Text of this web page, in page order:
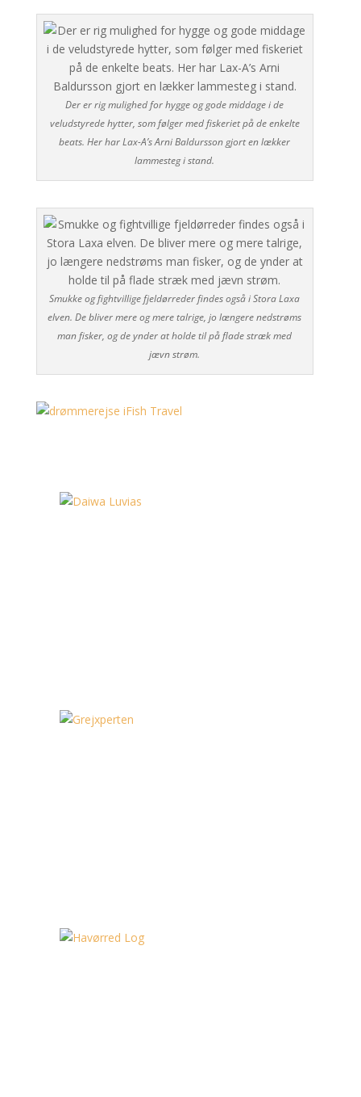
Der er rig mulighed for hygge og gode middage i de
veludstyrede hytter, som følger med fiskeriet på de enkelte
beats. Her har Lax-A’s Arni Baldursson gjort en lækker
lammesteg i stand.
Smukke og fightvillige fjeldørreder findes også i Stora Laxa
elven. De bliver mere og mere talrige, jo længere nedstrøms
man fisker, og de ynder at holde til på flade stræk med
jævn strøm.